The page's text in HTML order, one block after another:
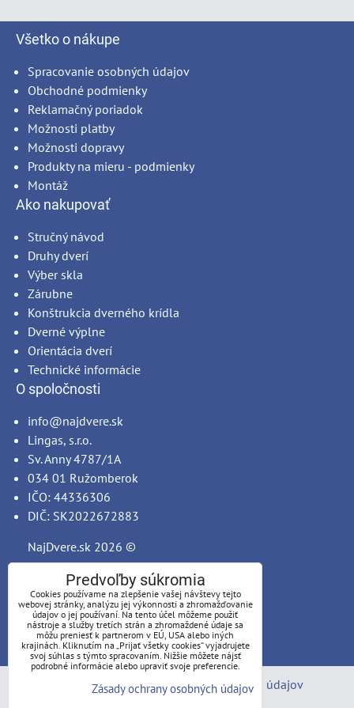
Všetko o nákupe
Spracovanie osobných údajov
Obchodné podmienky
Reklamačný poriadok
Možnosti platby
Možnosti dopravy
Produkty na mieru - podmienky
Montáž
Ako nakupovať
Stručný návod
Druhy dverí
Výber skla
Zárubne
Konštrukcia dverného krídla
Dverné výplne
Orientácia dverí
Technické informácie
O spoločnosti
info@najdvere.sk
Lingas, s.r.o.
Sv. Anny 4787/1A
034 01 Ružomberok
IČO: 44336306
DIČ: SK2022672883
NajDvere.sk 2026 ©
Predvoľby súkromia
Zásady ochrany osobných údajov
Predvoľby súkromia
Cookies používame na zlepšenie vašej návštevy tejto
webovej stránky, analýzu jej výkonnosti a zhromažďovanie
údajov o jej používaní. Na tento účel môžeme použiť
nástroje a služby tretích strán a zhromaždené údaje sa
môžu preniesť k partnerom v EÚ, USA alebo iných
krajinách. Kliknutím na „Prijať všetky cookies“ vyjadrujete
svoj súhlas s týmto spracovaním. Nižšie môžete nájsť
podrobné informácie alebo upraviť svoje preferencie.
Zásady ochrany osobných údajov